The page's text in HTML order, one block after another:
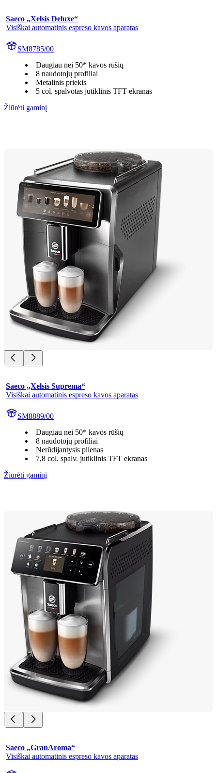
Saeco „Xelsis Deluxe“
Visiškai automatinis espreso kavos aparatas
SM8785/00
Daugiau nei 50* kavos rūšių
8 naudotojų profiliai
Metalinis priekis
5 col. spalvotas jutiklinis TFT ekranas
Žiūrėti gaminį
Saeco „Xelsis Suprema“
Visiškai automatinis espreso kavos aparatas
SM8889/00
Daugiau nei 50* kavos rūšių
8 naudotojų profiliai
Nerūdijantysis plienas
7,8 col. spalv. jutiklinis TFT ekranas
Žiūrėti gaminį
Saeco „GranAroma“
Visiškai automatinis espreso kavos aparatas